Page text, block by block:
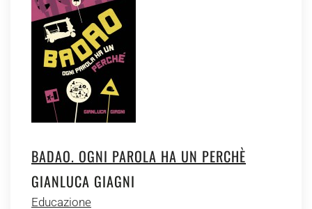
BADAO. OGNI PAROLA HA UN PERCHÈ
GIANLUCA GIAGNI
Educazione